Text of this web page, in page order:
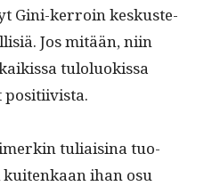
Gini-ker­roin keskuste­
Jos mitään, niin
tulolu­okissa
positiivista.
tuli­aisi­na tuo­
kuitenkaan ihan osu